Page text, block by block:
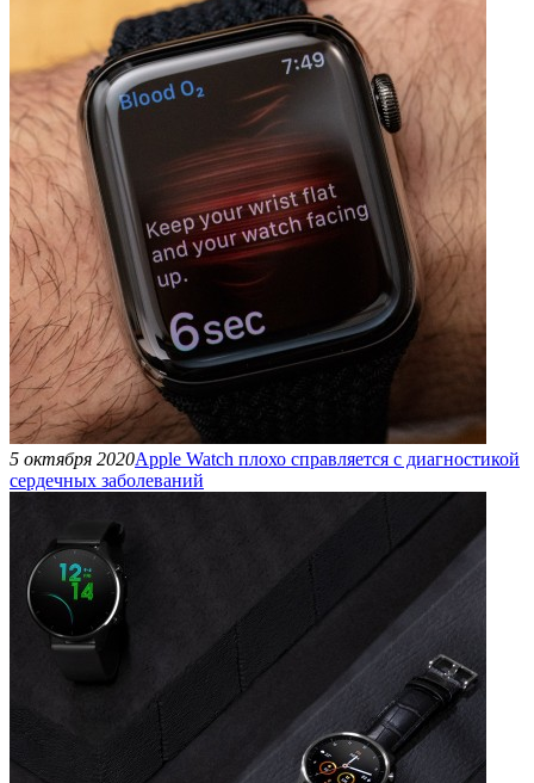
5 октября 2020Apple Watch плохо справляется с диагностикой
сердечных заболеваний